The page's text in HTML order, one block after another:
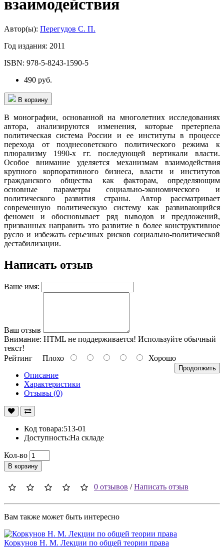
взаимодействия
Автор(ы): Перегудов С. П.
Год издания: 2011
ISBN: 978-5-8243-1590-5
490 руб.
В корзину
В монографии, основанной на многолетних исследованиях
автора, анализируются изменения, которые претерпела
политическая система России и ее институты в процессе
перехода от позднесоветского политического режима к
плюрализму 1990-х гг. последующей вертикали власти.
Особое внимание уделяется механизмам взаимодействия
крупного корпоративного бизнеса, власти и институтов
гражданского общества как факторам, определяющим
основные параметры социально-экономического и
политического развития страны. Автор рассматривает
современную политическую систему как развивающийся
феномен и обосновывает ряд выводов и предложений,
призванных направить это развитие в более конструктивное
русло и избежать серьезных рисков социально-политической
дестабилизации.
Написать отзыв
Ваше имя:
Ваш отзыв
Внимание: HTML не поддерживается! Используйте обычный
текст!
Рейтинг Плохо Хорошо
Продолжить
Описание
Характеристики
Отзывы (0)
Код товара:513-01
Доступность:На складе
Кол-во
В корзину
0 отзывов /Написать отзыв
Вам также может быть интересно
Коркунов Н. М. Лекции по общей теории права